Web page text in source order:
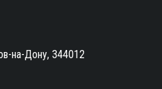
на-Дону, 344012